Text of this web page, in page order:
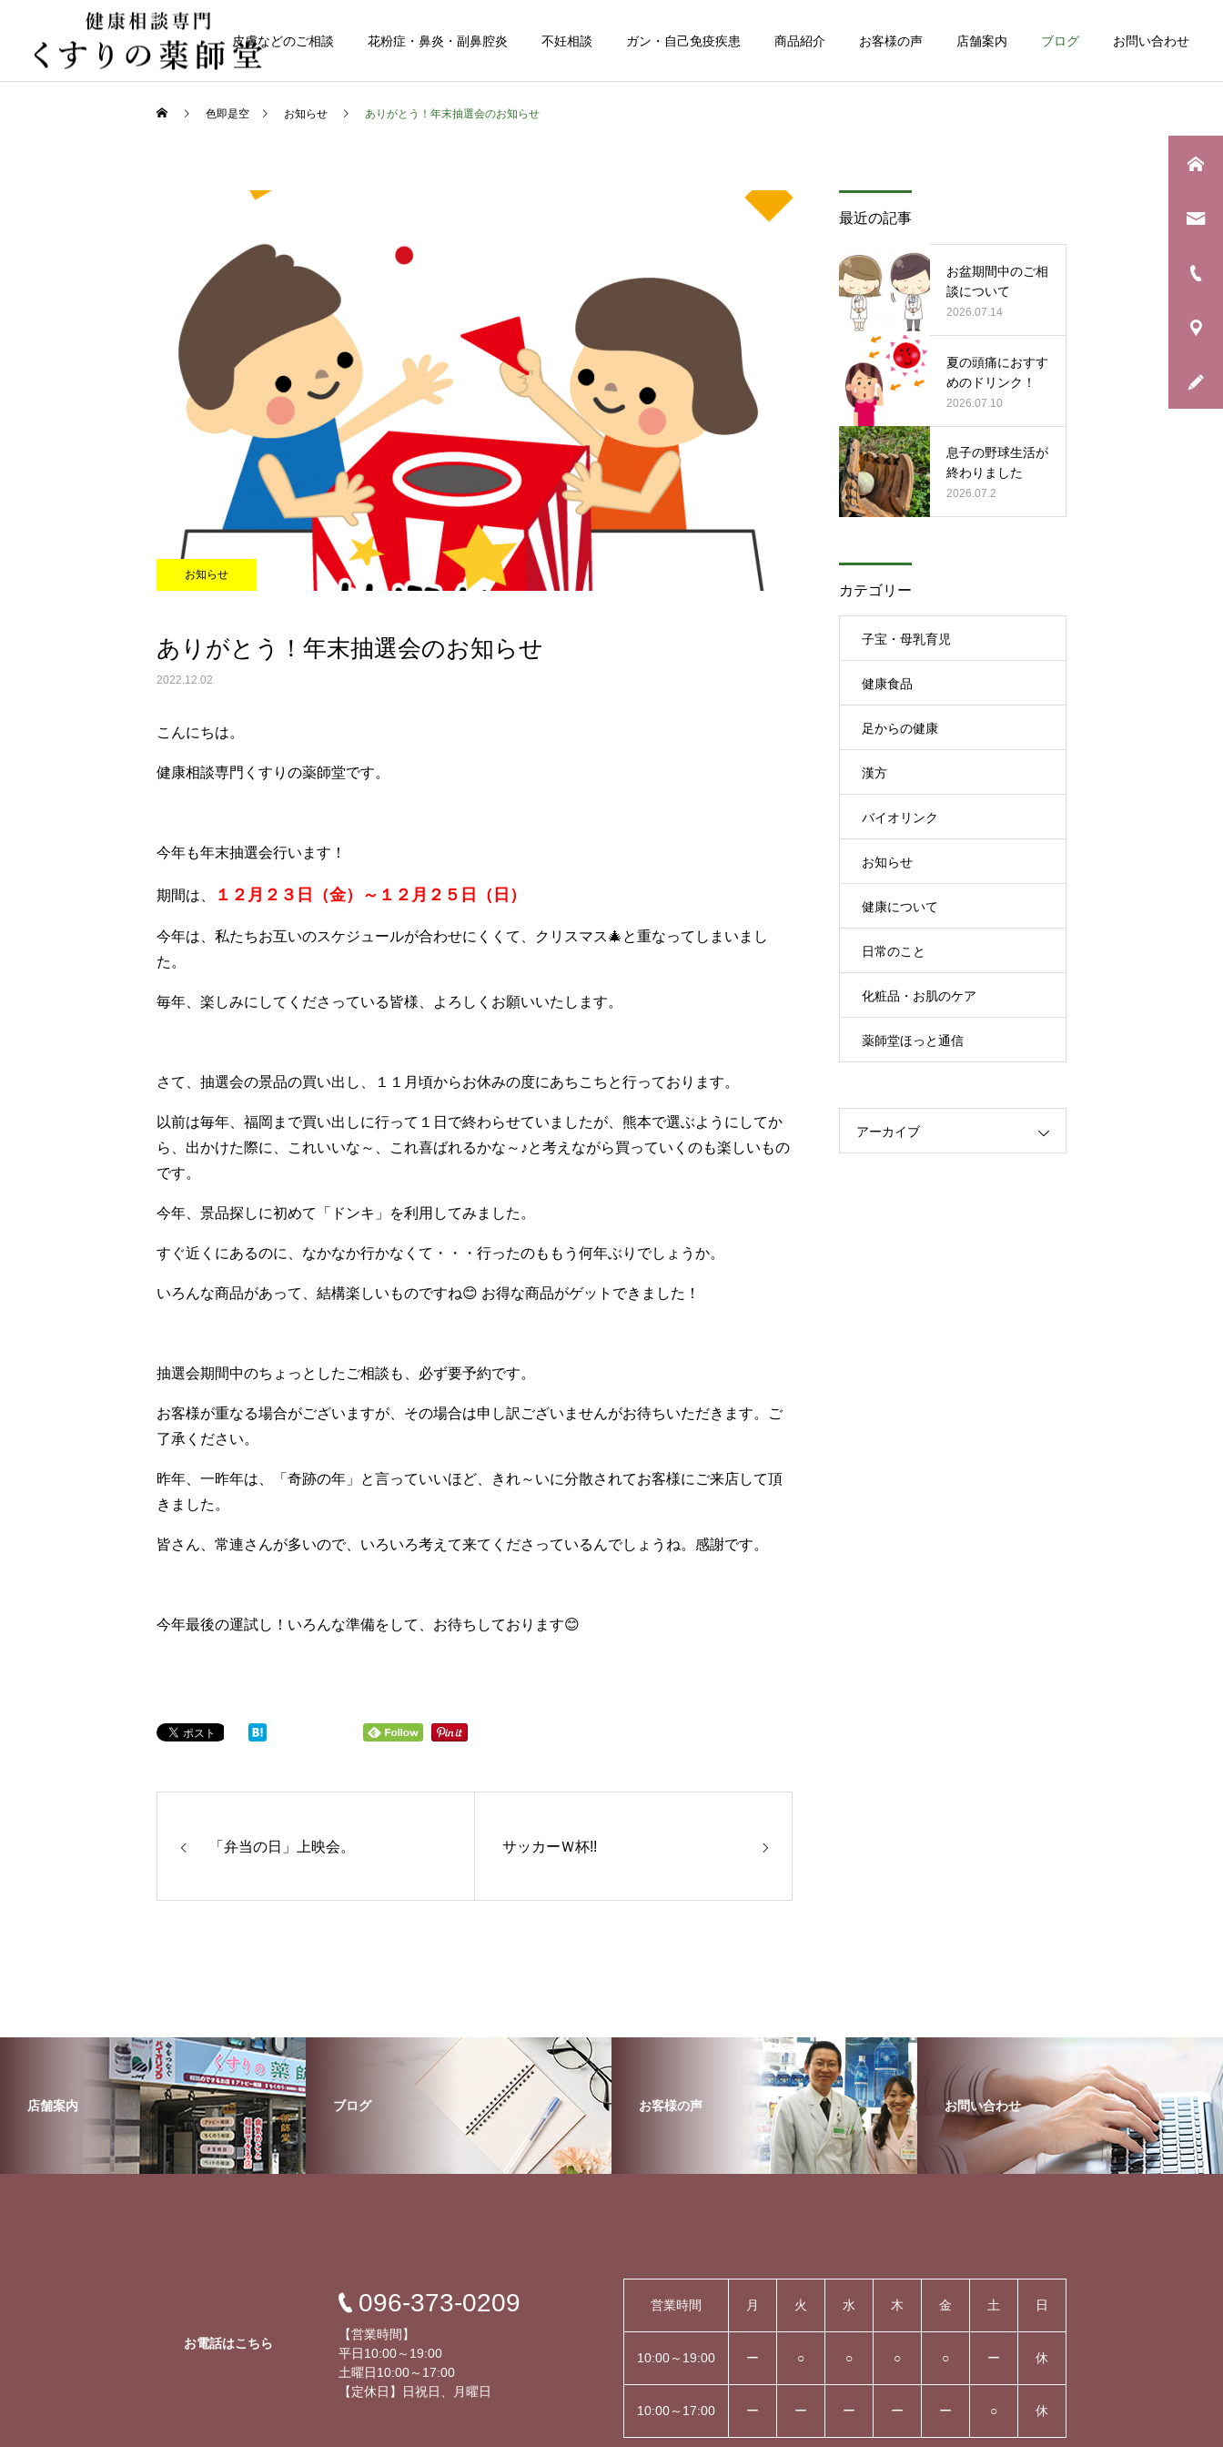
皮膚などのご相談 花粉症・鼻炎・副鼻腔炎 不妊相談 ガン・自己免疫疾患 商品紹介 お客様の声 店舗案内 ブログ お問い合わせ
お盆期間中のご相談につい
息子の野球生活が終わりま
年に一度の「銀河水キャン
ペーン」始まります！
色即是空 お知らせ ありがとう！年末抽選会のお知らせ
お知らせ
ありがとう！年末抽選会のお知らせ
2022.12.02
こんにちは。
健康相談専門くすりの薬師堂です。
今年も年末抽選会行います！
期間は、 １２月２３日（金）～１２月２５日（日）
今年は、私たちお互いのスケジュールが合わせにくくて、クリスマス🎄と重なってしまいまし
た。
毎年、楽しみにしてくださっている皆様、よろしくお願いいたします。
さて、抽選会の景品の買い出し、１１月頃からお休みの度にあちこちと行っております。
以前は毎年、福岡まで買い出しに行って１日で終わらせていましたが、熊本で選ぶようにしてか
ら、出かけた際に、これいいな～、これ喜ばれるかな～♪と考えながら買っていくのも楽しいもの
です。
今年、景品探しに初めて「ドンキ」を利用してみました。
すぐ近くにあるのに、なかなか行かなくて・・・行ったのももう何年ぶりでしょうか。
いろんな商品があって、結構楽しいものですね😊 お得な商品がゲットできました！
抽選会期間中のちょっとしたご相談も、必ず要予約です。
お客様が重なる場合がございますが、その場合は申し訳ございませんがお待ちいただきます。ご
了承ください。
昨年、一昨年は、「奇跡の年」と言っていいほど、きれ～いに分散されてお客様にご来店して頂
きました。
皆さん、常連さんが多いので、いろいろ考えて来てくださっているんでしょうね。感謝です。
今年最後の運試し！いろんな準備をして、お待ちしております😊
「弁当の日」上映会。 サッカーＷ杯!!
最近の記事
お盆期間中のご相
談について
2026.07.14
夏の頭痛におすす
めのドリンク！
2026.07.10
息子の野球生活が
終わりました
2026.07.2
カテゴリー
子宝・母乳育児
健康食品
足からの健康
漢方
バイオリンク
お知らせ
健康について
日常のこと
化粧品・お肌のケア
薬師堂ほっと通信
アーカイブ
店舗案内 ブログ お客様の声 お問い合わせ
お電話はこちら
096-373-0209
【営業時間】
平日10:00～19:00
土曜日10:00～17:00
【定休日】日祝日、月曜日
営業時間 月 火 水 木 金 土 日
10:00～19:00 ー ○ ○ ○ ○ ー 休
10:00～17:00 ー ー ー ー ー ○ 休